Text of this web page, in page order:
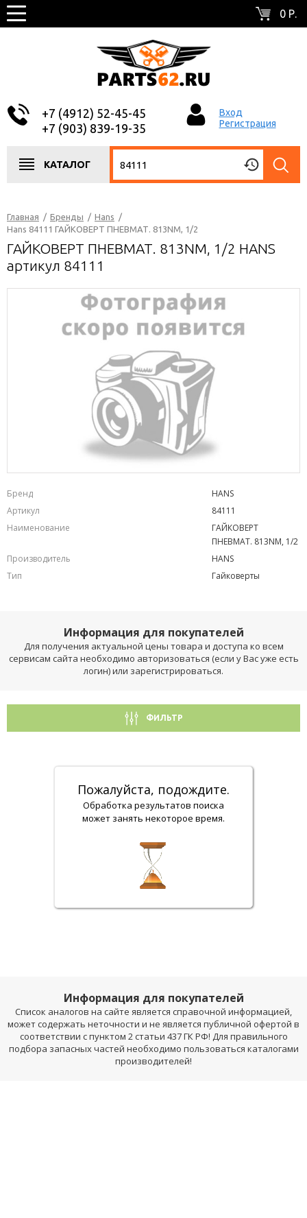
0 Р.
+7 (4912) 52-45-45
+7 (903) 839-19-35
Вход
Регистрация
КАТАЛОГ
Главная / Бренды / Hans /
Hans 84111 ГАЙКОВЕРТ ПНЕВМАТ. 813NM, 1/2
ГАЙКОВЕРТ ПНЕВМАТ. 813NM, 1/2 HANS
артикул 84111
Бренд
HANS
Артикул
84111
Наименование
ГАЙКОВЕРТ
ПНЕВМАТ. 813NM, 1/2
Производитель
HANS
Тип
Гайковерты
Информация для покупателей
Для получения актуальной цены товара и доступа ко всем
сервисам сайта необходимо авторизоваться (если у Вас уже есть
логин) или зарегистрироваться.
ФИЛЬТР
Пожалуйста, подождите.
Обработка результатов поиска
может занять некоторое время.
Информация для покупателей
Список аналогов на сайте является справочной информацией,
может содержать неточности и не является публичной офертой в
соответствии с пунктом 2 статьи 437 ГК РФ! Для правильного
подбора запасных частей необходимо пользоваться каталогами
производителей!